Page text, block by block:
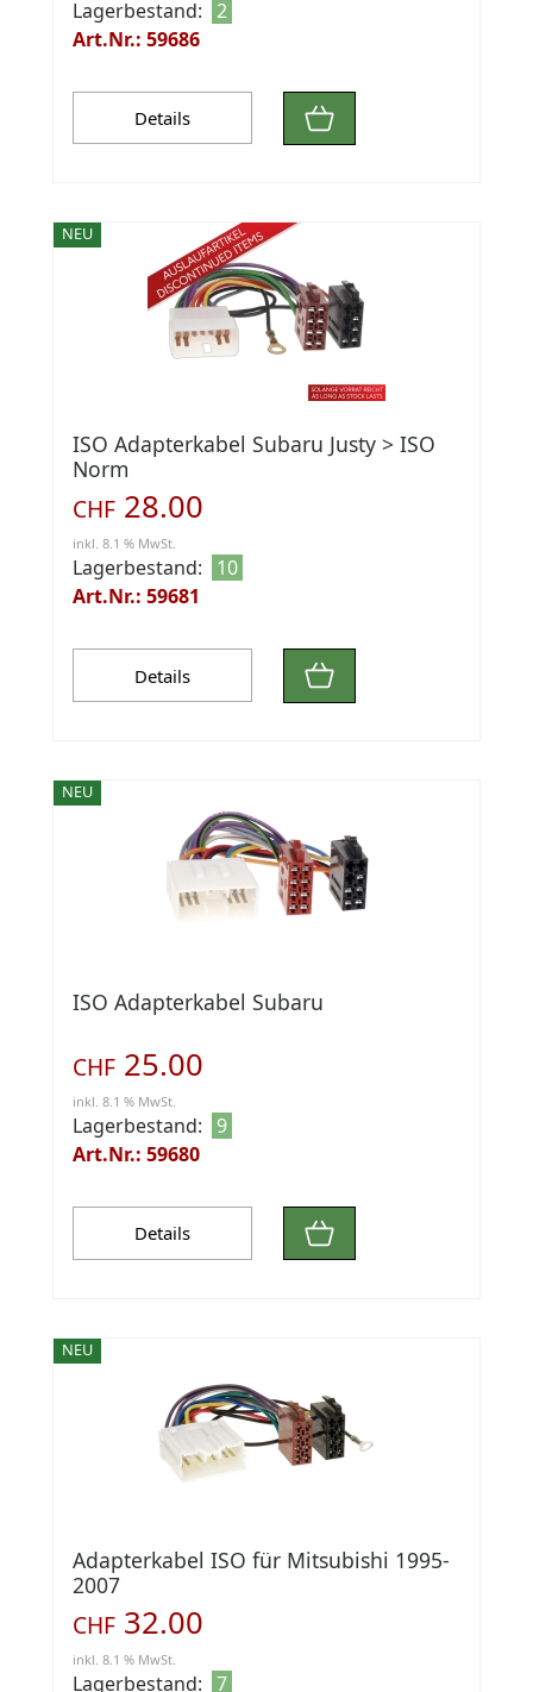
Lagerbestand: 2
Art.Nr.: 59686
Details
NEU
ISO Adapterkabel Subaru Justy > ISO
Norm
CHF 28.00
inkl. 8.1 % MwSt.
Lagerbestand:
10
Art.Nr.: 59681
Details
NEU
ISO Adapterkabel Subaru
CHF 25.00
inkl. 8.1 % MwSt.
Lagerbestand:
9
Art.Nr.: 59680
Details
NEU
Adapterkabel ISO für Mitsubishi 1995-
2007
CHF 32.00
inkl. 8.1 % MwSt.
Lagerbestand: 7